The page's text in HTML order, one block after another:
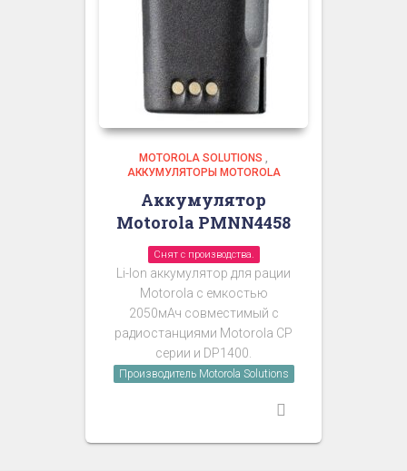
MOTOROLA SOLUTIONS ,
АККУМУЛЯТОРЫ MOTOROLA
Аккумулятор
Motorola PMNN4458
Снят с производства.
Li-Ion аккумулятор для рации
Motorola с емкостью
2050мАч совместимый с
радиостанциями Motorola CP
серии и DP1400.
Производитель Motorola Solutions